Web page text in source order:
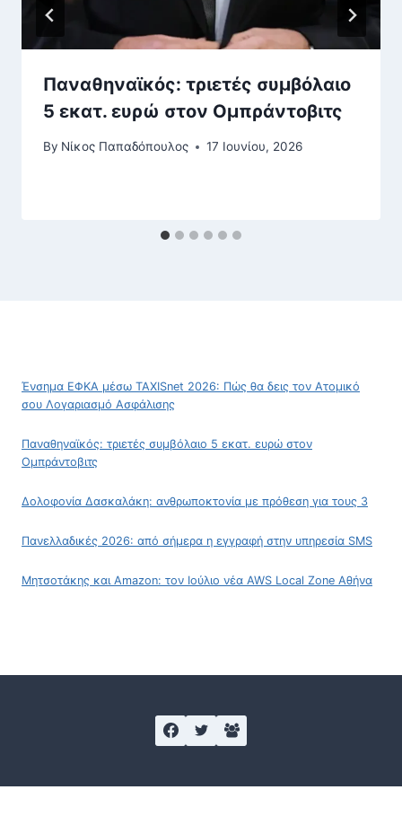
Παναθηναϊκός: τριετές συμβόλαιο
5 εκατ. ευρώ στον Ομπράντοβιτς
By Νίκος Παπαδόπουλος 17 Ιουνίου, 2026
Ένσημα ΕΦΚΑ μέσω TAXISnet 2026: Πώς θα δεις τον Ατομικό
σου Λογαριασμό Ασφάλισης
Παναθηναϊκός: τριετές συμβόλαιο 5 εκατ. ευρώ στον
Ομπράντοβιτς
Δολοφονία Δασκαλάκη: ανθρωποκτονία με πρόθεση για τους 3
Πανελλαδικές 2026: από σήμερα η εγγραφή στην υπηρεσία SMS
Μητσοτάκης και Amazon: τον Ιούλιο νέα AWS Local Zone Αθήνα